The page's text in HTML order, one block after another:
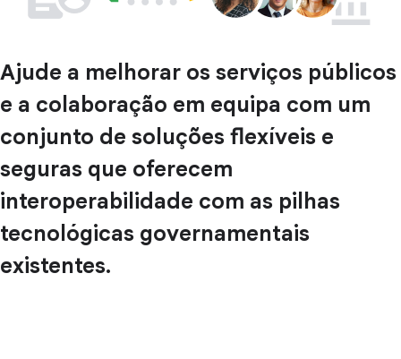
Ajude a melhorar os serviços públicos
e a colaboração em equipa com um
conjunto de soluções flexíveis e
seguras que oferecem
interoperabilidade com as pilhas
tecnológicas governamentais
existentes.